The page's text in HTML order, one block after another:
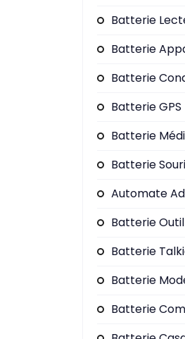
Batterie
Batterie
Batterie
Batterie GPS
Batterie
Batterie
Automate
Batterie
Batterie
Batterie
Batterie